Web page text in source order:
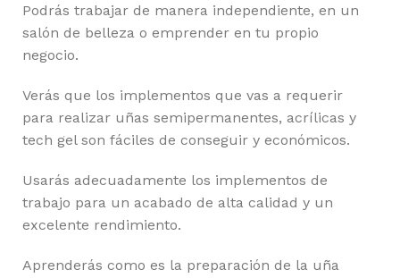
Podrás trabajar de manera independiente, en un
salón de belleza o emprender en tu propio
negocio.
Verás que los implementos que vas a requerir
para realizar uñas semipermanentes, acrílicas y
tech gel son fáciles de conseguir y económicos.
Usarás adecuadamente los implementos de
trabajo para un acabado de alta calidad y un
excelente rendimiento.
Aprenderás como es la preparación de la uña